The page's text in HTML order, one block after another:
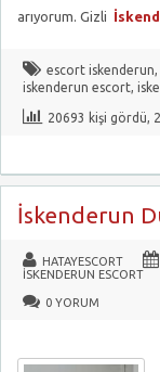
arıyorum. Gizli
escort iskenderun,
iskenderun escort,
20693 kişi gördü,
İskenderun
HATAYESCORT
İSKENDERUN ESCORT
0 YORUM